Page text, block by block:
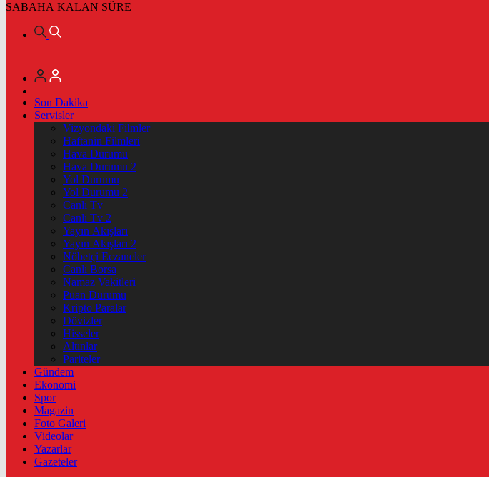
SABAHA KALAN SÜRE
Son Dakika
Servisler
Vizyondaki Filmler
Haftanin Filmleri
Hava Durumu
Hava Durumu 2
Yol Durumu
Yol Durumu 2
Canlı Tv
Canlı Tv 2
Yayın Akışları
Yayın Akışları 2
Nöbetçi Eczaneler
Canlı Borsa
Namaz Vakitleri
Puan Durumu
Kripto Paralar
Dövizler
Hisseler
Altınlar
Pariteler
Gündem
Ekonomi
Spor
Magazin
Foto Galeri
Videolar
Yazarlar
Gazeteler